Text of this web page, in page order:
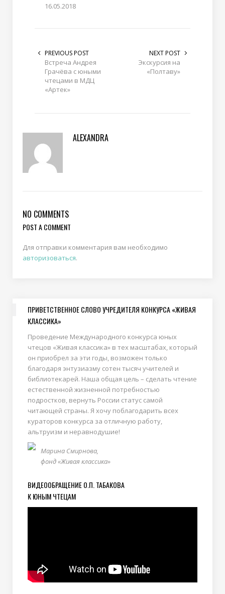
16.05.2018
PREVIOUS POST
Встреча Андрея
Грачёва с юными
чтецами в МДЦ
«Артек»
NEXT POST
Экскурсия на
«Полтаву»
ALEXANDRA
NO COMMENTS
POST A COMMENT
Для отправки комментария вам необходимо
авторизоваться.
ПРИВЕТСТВЕННОЕ СЛОВО УЧРЕДИТЕЛЯ КОНКУРСА «ЖИВАЯ
КЛАССИКА»
Проведение Международного конкурса юных
чтецов «Живая классика» в тех масштабах, который
он приобрел за эти годы, возможен только
благодаря энтузиазму сотен тысяч учителей и
библиотекарей. Наша общая цель – сделать чтение
естественной жизненной потребностью
подростков, вернуть России статус самой
читающей страны. Я хочу поблагодарить всех
кураторов конкурса за отличную работу,
альтруизм и неравнодушие!
Марина Смирнова,
фонд «Живая классика»
ВИДЕООБРАЩЕНИЕ О.П. ТАБАКОВА
К ЮНЫМ ЧТЕЦАМ